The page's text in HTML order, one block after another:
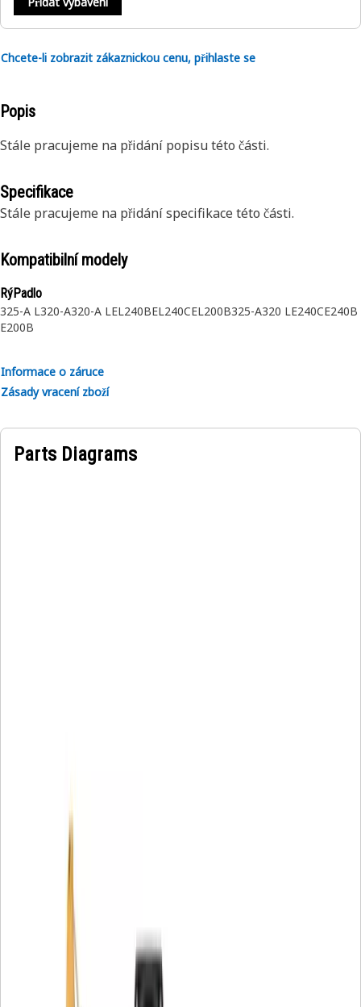
Chcete-li zobrazit zákaznickou cenu, přihlaste se
Popis
Stále pracujeme na přidání popisu této části.
Specifikace
Stále pracujeme na přidání specifikace této části.
Kompatibilní modely
RýPadlo
325-A L320-A320-A LEL240BEL240CEL200B325-A320 LE240CE240B
E200B
Informace o záruce
Zásady vracení zboží
Parts Diagrams